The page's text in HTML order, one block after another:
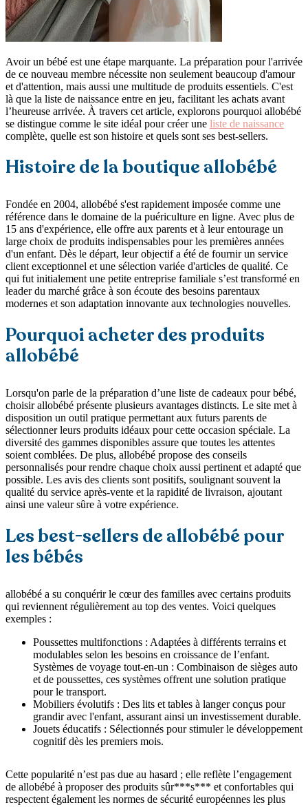
Avoir un bébé est une étape marquante. La préparation pour l'arrivée
de ce nouveau membre nécessite non seulement beaucoup d'amour
et d'attention, mais aussi une multitude de produits essentiels. C'est
là que la liste de naissance entre en jeu, facilitant les achats avant
l’heureuse arrivée. À travers cet article, explorons pourquoi allobébé
se distingue comme le site idéal pour créer une liste de naissance
complète, quelle est son histoire et quels sont ses best-sellers.
Histoire de la boutique allobébé
Fondée en 2004, allobébé s'est rapidement imposée comme une
référence dans le domaine de la puériculture en ligne. Avec plus de
15 ans d'expérience, elle offre aux parents et à leur entourage un
large choix de produits indispensables pour les premières années
d'un enfant. Dès le départ, leur objectif a été de fournir un service
client exceptionnel et une sélection variée d'articles de qualité. Ce
qui fut initialement une petite entreprise familiale s’est transformé en
leader du marché grâce à son écoute des besoins parentaux
modernes et son adaptation innovante aux technologies nouvelles.
Pourquoi acheter des produits
allobébé
Lorsqu'on parle de la préparation d’une liste de cadeaux pour bébé,
choisir allobébé présente plusieurs avantages distincts. Le site met à
disposition un outil pratique permettant aux futurs parents de
sélectionner leurs produits idéaux pour cette occasion spéciale. La
diversité des gammes disponibles assure que toutes les attentes
soient comblées. De plus, allobébé propose des conseils
personnalisés pour rendre chaque choix aussi pertinent et adapté que
possible. Les avis des clients sont positifs, soulignant souvent la
qualité du service après-vente et la rapidité de livraison, ajoutant
ainsi une valeur sûre à votre expérience.
Les best-sellers de allobébé pour
les bébés
allobébé a su conquérir le cœur des familles avec certains produits
qui reviennent régulièrement au top des ventes. Voici quelques
exemples :
Poussettes multifonctions : Adaptées à différents terrains et
modulables selon les besoins en croissance de l’enfant.
Systèmes de voyage tout-en-un : Combinaison de sièges auto
et de poussettes, ces systèmes offrent une solution pratique
pour le transport.
Mobiliers évolutifs : Des lits et tables à langer conçus pour
grandir avec l'enfant, assurant ainsi un investissement durable.
Jouets éducatifs : Sélectionnés pour stimuler le développement
cognitif dès les premiers mois.
Cette popularité n’est pas due au hasard ; elle reflète l’engagement
de allobébé à proposer des produits sûr***s*** et confortables qui
respectent également les normes de sécurité européennes les plus